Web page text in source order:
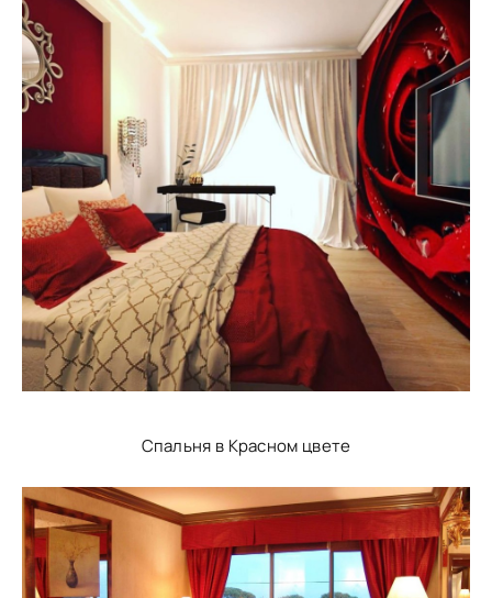
Спальня в Красном цвете